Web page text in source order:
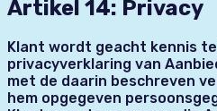
Artikel 14: Privacy
Klant wordt geacht kennis
privacyverklaring van
met de daarin beschreven
hem opgegeven